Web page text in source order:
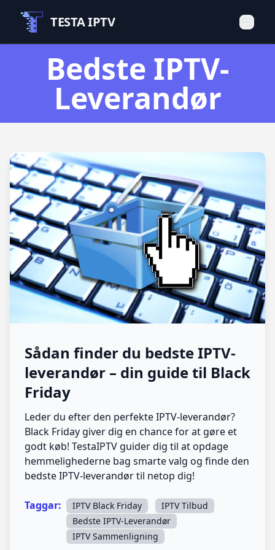
TESTA IPTV
Bedste IPTV-
Leverandør
Sådan finder du bedste IPTV-
leverandør – din guide til Black
Friday
Leder du efter den perfekte IPTV-leverandør?
Black Friday giver dig en chance for at gøre et
godt køb! TestaIPTV guider dig til at opdage
hemmelighederne bag smarte valg og finde den
bedste IPTV-leverandør til netop dig!
Taggar: IPTV Black Friday
IPTV Tilbud
Bedste IPTV-Leverandør
IPTV Sammenligning